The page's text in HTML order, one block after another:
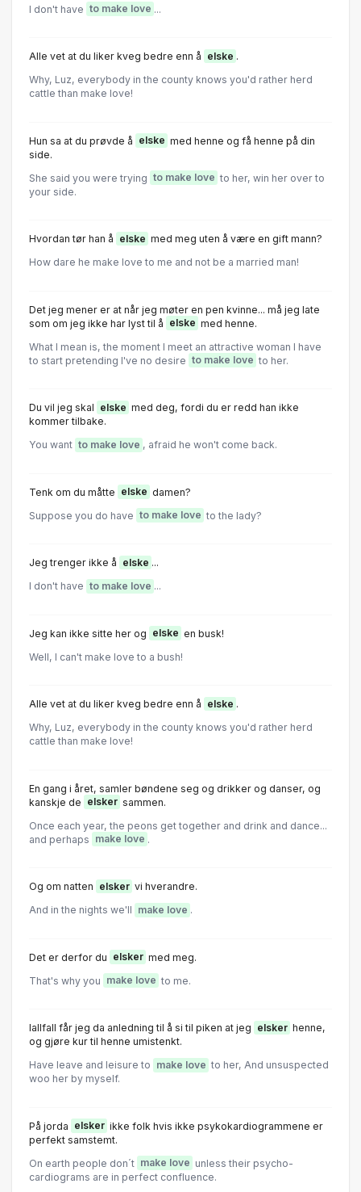
I don't have to make love ...
Alle vet at du liker kveg bedre enn å elske .
Why, Luz, everybody in the county knows you'd rather herd
cattle than make love!
Hun sa at du prøvde å elske med henne og få henne på din
side.
She said you were trying to make love to her, win her over to
your side.
Hvordan tør han å elske med meg uten å være en gift mann?
How dare he make love to me and not be a married man!
Det jeg mener er at når jeg møter en pen kvinne... må jeg late
som om jeg ikke har lyst til å elske med henne.
What I mean is, the moment I meet an attractive woman l have
to start pretending I've no desire to make love to her.
Du vil jeg skal elske med deg, fordi du er redd han ikke
kommer tilbake.
You want to make love , afraid he won't come back.
Tenk om du måtte elske damen?
Suppose you do have to make love to the lady?
Jeg trenger ikke å elske ...
I don't have to make love ...
Jeg kan ikke sitte her og elske en busk!
Well, I can't make love to a bush!
Alle vet at du liker kveg bedre enn å elske .
Why, Luz, everybody in the county knows you'd rather herd
cattle than make love!
En gang i året, samler bøndene seg og drikker og danser, og
kanskje de elsker sammen.
Once each year, the peons get together and drink and dance...
and perhaps make love .
Og om natten elsker vi hverandre.
And in the nights we'll make love .
Det er derfor du elsker med meg.
That's why you make love to me.
Iallfall får jeg da anledning til å si til piken at jeg elsker henne,
og gjøre kur til henne umistenkt.
Have leave and leisure to make love to her, And unsuspected
woo her by myself.
På jorda elsker ikke folk hvis ikke psykokardiogrammene er
perfekt samstemt.
On earth people don´t make love unless their psycho-
cardiograms are in perfect confluence.